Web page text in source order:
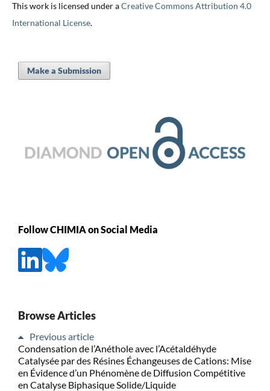
This work is licensed under aCreative Commons Attribution 4.0
International License.
Make a Submission
Follow CHIMIA on Social Media
Browse Articles
Previous article
Condensation de l’Anéthole avec l’Acétaldéhyde
Catalysée par des Résines Échangeuses de Cations: Mise
en Évidence d’un Phénomène de Diffusion Compétitive
en Catalyse Biphasique Solide/Liquide